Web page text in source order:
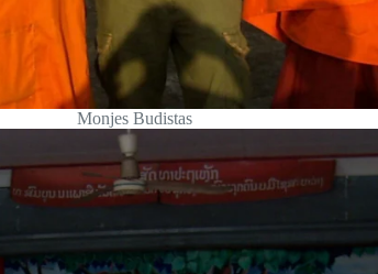
Monjes Budistas